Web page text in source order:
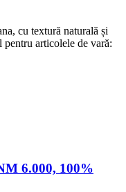
cu textură naturală și
articolele de vară:
6.000, 100%